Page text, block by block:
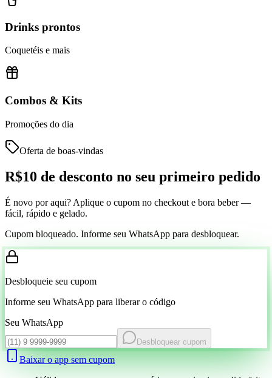
Drinks prontos
Coquetéis e mais
Combos & Kits
Promoções do dia
Oferta de boas-vindas
R$10 de desconto no seu primeiro pedido
É novo por aqui? Aplique o cupom no checkout e bora beber —
fácil, rápido e gelado.
Cupom bloqueado. Informe seu WhatsApp para desbloquear.
Desbloqueie seu cupom
Informe seu WhatsApp para liberar o código
Seu WhatsApp
Desbloquear cupom
Baixar o app sem cupom